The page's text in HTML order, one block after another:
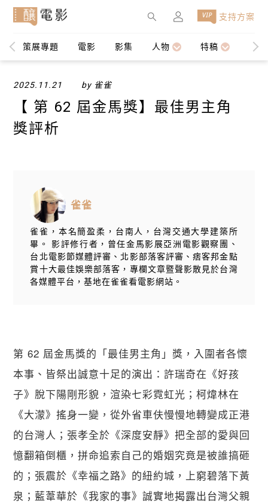
策展專題 電影 影集 人物 特稿 編
支持方案
×
2025.11.21 by 雀雀
【 第 62 屆金馬獎】最佳男主角
獎評析
雀雀
雀雀，本名簡盈柔，台南人，台灣交通大學建築所
畢。 影評修行者，曾任金馬影展亞洲電影觀察團、
台北電影節媒體評審、北影部落客評審、痞客邦金點
賞十大最佳娛樂部落客，專欄文章暨聲影散見於台灣
各媒體平台，基地在雀雀看電影網站。
第 62 屆金馬獎的「最佳男主角」獎，入圍者各懷
本事、皆祭出誠意十足的演出：許瑞奇在《好孩
子》脫下陽剛形貌，渲染七彩霓虹光；柯煒林在
《大濛》搖身一變，從外省車伕慢慢地轉變成正港
的台灣人；張孝全於《深度安靜》把全部的愛與回
憶翻箱倒櫃，拼命追索自己的婚姻究竟是被誰搞砸
的；張震於《幸福之路》的紐約城，上窮碧落下黃
泉；藍葦華於《我家的事》誠實地揭露出台灣父親